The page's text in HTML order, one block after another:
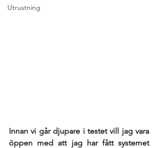
Utrustning
Innan vi går djupare i testet vill jag vara
öppen med att jag har fått systemet